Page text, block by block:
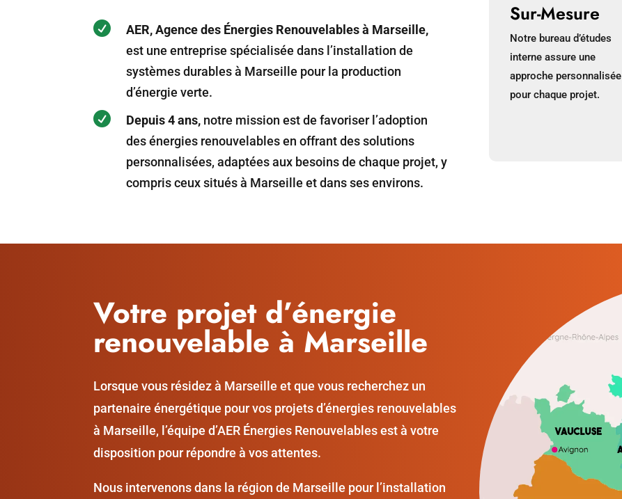

AER, Agence des Énergies Renouvelables à Marseille,
est une entreprise spécialisée dans l’installation de
systèmes durables à Marseille pour la production
d’énergie verte.
 Depuis 4 ans, notre mission est de favoriser l’adoption
des énergies renouvelables en offrant des solutions
personnalisées, adaptées aux besoins de chaque projet, y
compris ceux situés à Marseille et dans ses environs.
Sur-Mesure
Notre bureau d’études
interne assure une
approche personnalisée
pour chaque projet.
Votre projet d’énergie
renouvelable à Marseille
Lorsque vous résidez à Marseille et que vous recherchez un
partenaire énergétique pour vos projets d’énergies renouvelables
à Marseille, l’équipe d’AER Énergies Renouvelables est à votre
disposition pour répondre à vos attentes.
Nous intervenons dans la région de Marseille pour l’installation